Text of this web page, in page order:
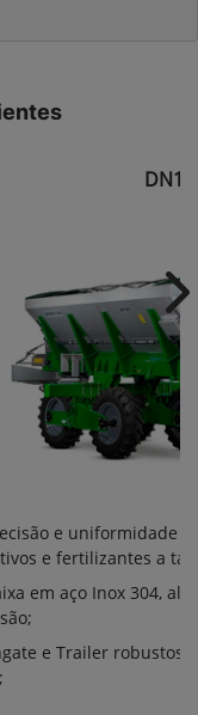
e uniformidade
e fertilizantes a
em aço Inox 304,
e Trailer robustos